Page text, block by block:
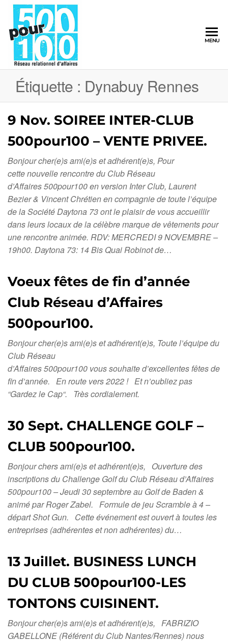
MENU
Étiquette : Dynabuy Rennes
9 Nov. SOIREE INTER-CLUB
500pour100 – VENTE PRIVEE.
Bonjour cher(e)s ami(e)s et adhérent(e)s, Pour
cette nouvelle rencontre du Club Réseau
d’Affaires 500pour100 en version Inter Club, Laurent
Bezier & Vincent Chrétien en compagnie de toute l’équipe
de la Société Daytona 73 ont le plaisir de vous accueillir
dans leurs locaux de la célèbre marque de vêtements pour
une rencontre animée. RDV: MERCREDI 9 NOVEMBRE –
19h00. Daytona 73: 14 Bis Quai Robinot de…
Voeux fêtes de fin d’année
Club Réseau d’Affaires
500pour100.
Bonjour cher(e)s ami(e)s et adhérent(e)s, Toute l’équipe du
Club Réseau
d’Affaires 500pour100 vous souhaite d’excellentes fêtes de
fin d’année. En route vers 2022 ! Et n’oubliez pas
“Gardez le Cap“. Très cordialement.
30 Sept. CHALLENGE GOLF –
CLUB 500pour100.
Bonjour chers ami(e)s et adhérent(e)s, Ouverture des
inscriptions du Challenge Golf du Club Réseau d’Affaires
500pour100 – Jeudi 30 septembre au Golf de Baden &
animé par Roger Zabel. Formule de jeu Scramble à 4 –
départ Shot Gun. Cette événement est ouvert à toutes les
entreprises (adhérentes et non adhérentes) du…
13 Juillet. BUSINESS LUNCH
DU CLUB 500pour100-LES
TONTONS CUISINENT.
Bonjour cher(e)s ami(e)s et adhérent(e)s, FABRIZIO
GABELLONE (Référent du Club Nantes/Rennes) nous